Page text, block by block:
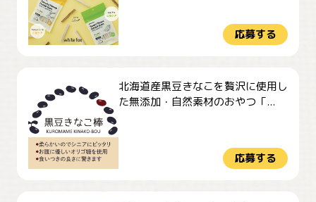
応募する
北海道産黒豆きなこを贅沢に使用し
た無添加・自然素材のおやつ「...
応募する